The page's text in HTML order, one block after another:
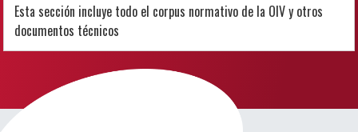
Esta sección incluye todo el corpus normativo de la OIV y otros
documentos técnicos